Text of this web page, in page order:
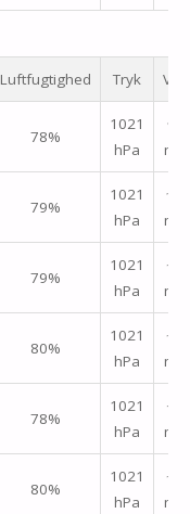
Luftfugtighed Tryk
78%
1021
hPa
↑
m/s
79%
1021
hPa
↑
m/s
79%
1021
hPa
↑
m/s
80%
1021
hPa
↑
m/s
78%
1021
hPa
↑
m/s
80%
1021
hPa
↑
m/s